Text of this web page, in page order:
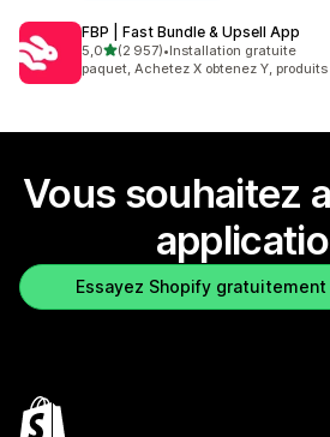
FBP | Fast Bundle & Upsell App
5,0étoile(s) sur 5
(2 957)
2957 avis au total
•Installation gratuite
paquet, Achetez X obtenez Y, produits
Vous souhaitez
Essayez Shopify